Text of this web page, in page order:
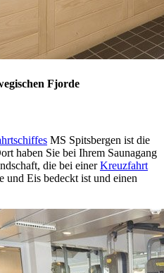
Fjorde
MS Spitsbergen ist die
haben Sie bei Ihrem Saunagang
die bei einerKreuzfahrt
und Eis bedeckt ist und einen